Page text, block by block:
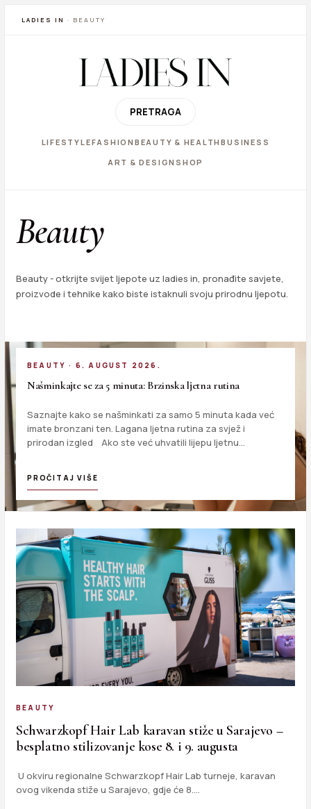
LADIES IN · BEAUTY
PRETRAGA
LIFESTYLEFASHION BEAUTY & HEALTHBUSINESS
ART & DESIGN SHOP
Beauty
Beauty - otkrijte svijet ljepote uz ladies in, pronađite savjete,
proizvode i tehnike kako biste istaknuli svoju prirodnu ljepotu.
BEAUTY · 6. AUGUST 2026.
Našminkajte se za 5 minuta: Brzinska ljetna rutina
Saznajte kako se našminkati za samo 5 minuta kada već
imate bronzani ten. Lagana ljetna rutina za svjež i
prirodan izgled Ako ste već uhvatili lijepu ljetnu…
PROČITAJ VIŠE
BEAUTY
Schwarzkopf Hair Lab karavan stiže u Sarajevo –
besplatno stilizovanje kose 8. i 9. augusta
U okviru regionalne Schwarzkopf Hair Lab turneje, karavan
ovog vikenda stiže u Sarajevo, gdje će 8.…